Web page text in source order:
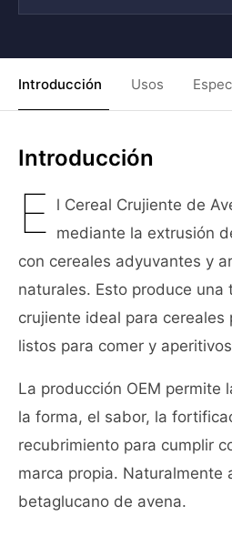
Introducción Usos
Introducción
E l Cereal Crujiente de
mediante la extrusión
con cereales adyuvantes y
naturales. Esto produce una
crujiente ideal para cereales
listos para comer y
La producción OEM permite
la forma, el sabor, la
recubrimiento para cumplir
marca propia. Naturalmente
betaglucano de avena.